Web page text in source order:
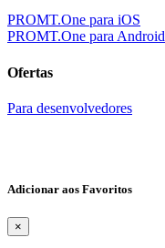
PROMT.One para iOS
PROMT.One para Android
Ofertas
Para desenvolvedores
Adicionar aos Favoritos
×